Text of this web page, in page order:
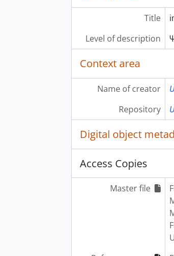
Title
Level of description
Context area
Name of creator
Repository
Digital object
Access Copies
Master file